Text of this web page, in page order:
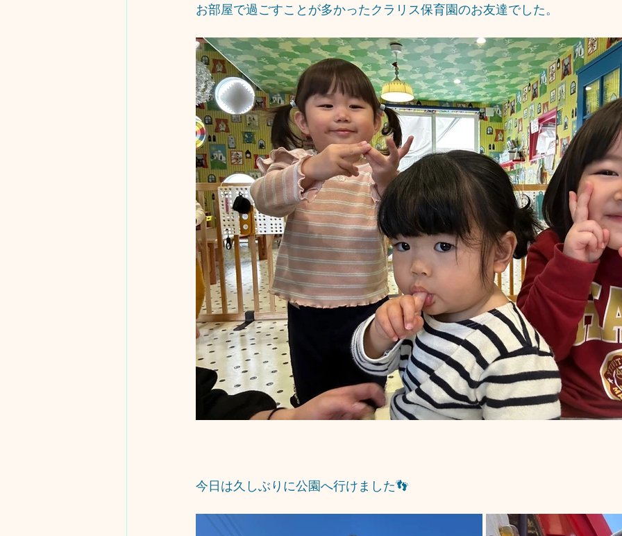
お部屋で過ごすことが多かったクラリス保育園のお友達でした。
今日は久しぶりに公園へ行けました👣